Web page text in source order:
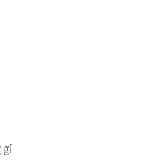
gỉ